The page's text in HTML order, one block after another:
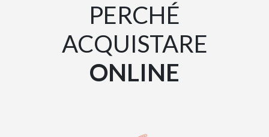
PERCHÉ
ACQUISTARE
ONLINE